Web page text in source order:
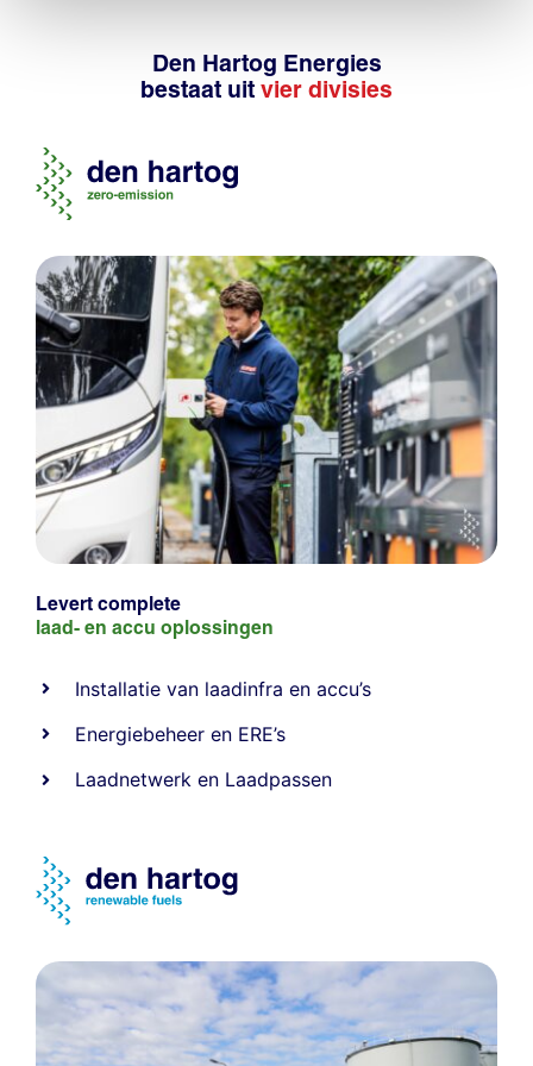
Den Hartog Energies
bestaat uit vier divisies
Levert complete
laad- en accu oplossingen
Installatie van laadinfra en accu’s
Energiebeheer en ERE’s
Laadnetwerk en Laadpassen